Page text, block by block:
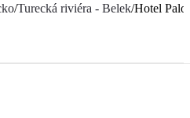
/Turecká riviéra - Belek/Hotel